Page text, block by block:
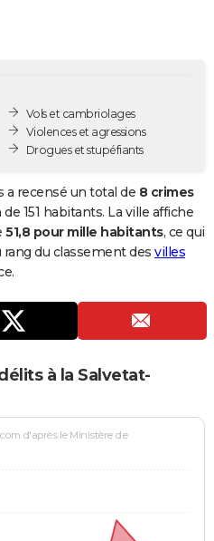
Vols et cambriolages
Violences et agressions
Drogues et stupéfiants
a recensé un total de 8 crimes
151 habitants. La ville affiche
51,8 pour mille habitants, ce qui
rang du classement des villes
à la Salvetat-
d'après le Ministère de